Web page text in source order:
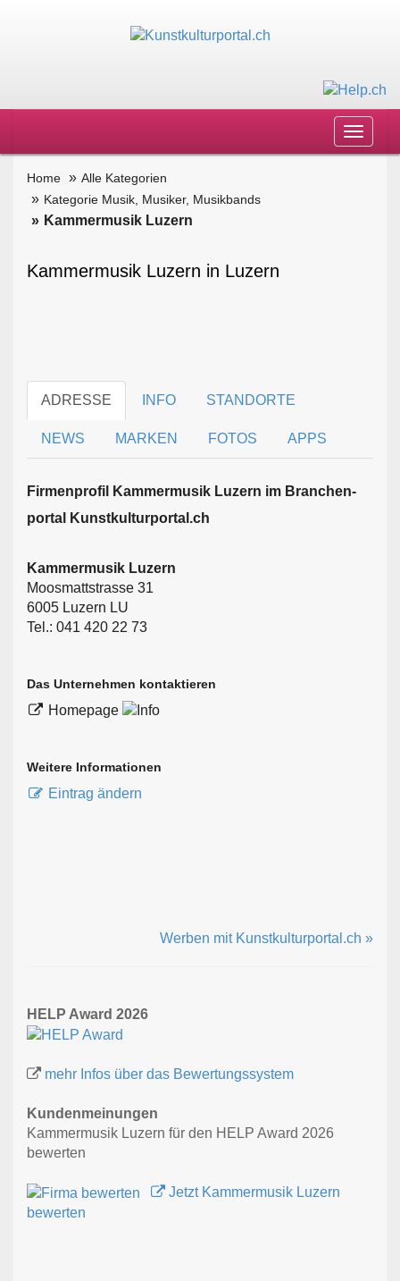
Toggle
Home
Alle Kategorien
Kategorie Musik, Musiker, Musikbands
Kammermusik Luzern
Kammermusik Luzern in Luzern
ADRESSE INFO STANDORTE
NEWS MARKEN FOTOS APPS
Firmen­profil Kammermusik Luzern im Branchen­
portal Kunstkulturportal.ch
Kammermusik Luzern
Moosmattstrasse 31
6005 Luzern LU
Tel.: 041 420 22 73
Das Unternehmen kontaktieren
Homepage
Weitere Informationen
Eintrag ändern
Werben mit Kunstkulturportal.ch »
HELP Award 2026
mehr Infos über das Bewertungssystem
Kundenmeinungen
Kammermusik Luzern für den HELP Award 2026
bewerten
Jetzt Kammermusik Luzern
bewerten